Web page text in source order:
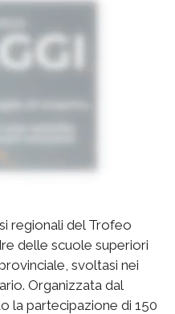
regionali del Trofeo
delle scuole superiori
svoltasi nei
Organizzata dal
la partecipazione di 150